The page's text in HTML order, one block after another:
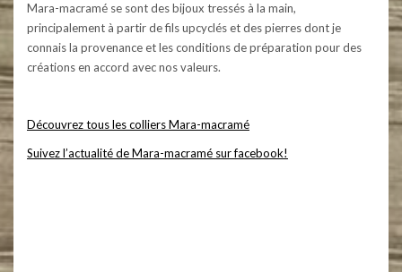
Mara-macramé se sont des bijoux tressés à la main,
principalement à partir de fils upcyclés et des pierres dont je
connais la provenance et les conditions de préparation pour des
créations en accord avec nos valeurs.
Découvrez tous les colliers Mara-macramé
Suivez l’actualité de Mara-macramé sur facebook!